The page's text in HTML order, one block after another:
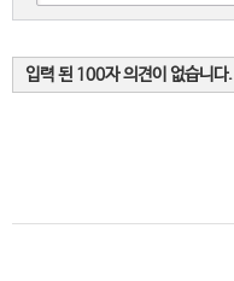
입력 된 100자 의견이 없습니다.